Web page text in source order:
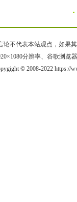
论不代表本站观点，如果
分辨率、谷歌浏览
© 2008-2022 https://